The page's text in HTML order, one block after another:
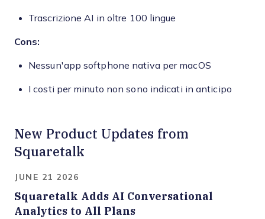
Trascrizione AI in oltre 100 lingue
Cons:
Nessun'app softphone nativa per macOS
I costi per minuto non sono indicati in anticipo
New Product Updates from
Squaretalk
JUNE 21 2026
Squaretalk Adds AI Conversational
Analytics to All Plans